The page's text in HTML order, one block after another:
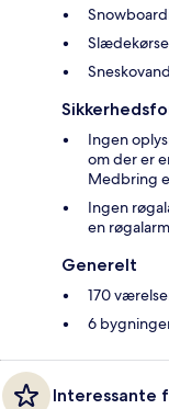
Ingen
om der er
Medbring
Ingen
en
Generelt
170
6
Interessante